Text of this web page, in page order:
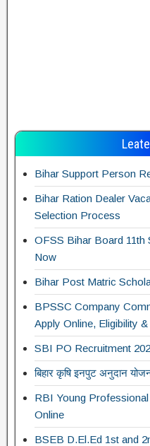
Bihar Support Person
Bihar Ration Dealer
Selection Process
OFSS Bihar Board 11th
Now
Bihar Post Matric
BPSSC Company
Apply Online, Eligibility
SBI PO Recruitment
बिहार कृषि इनपुट अनुदान
RBI Young
Online
BSEB D.El.Ed 1st and